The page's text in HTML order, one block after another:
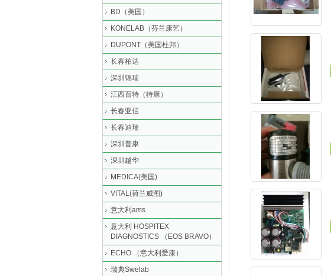
BD（美国）
KONELAB（芬兰康艺）
DUPONT（美国杜邦）
长春柏达
深圳锦瑞
江西百特（特康）
长春亚信
长春迪瑞
深圳普康
深圳越华
MEDICA(美国)
VITAL(荷兰威图)
意大利ams
意大利 HOSPITEX
DIAGNOSTICS （EOS BRAVO）
ECHO （意大利爱康）
瑞典Swelab